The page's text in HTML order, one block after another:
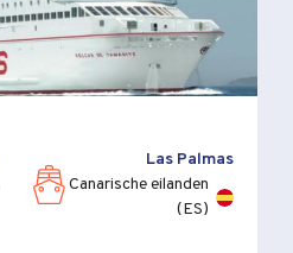
Las Palmas
Canarische eilanden
(ES)